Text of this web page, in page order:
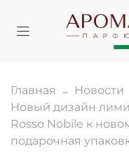
Главная
Новости
Новый дизайн
Rosso Nobile к
подарочная